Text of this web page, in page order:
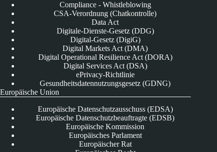
Compliance - Whistleblowing
CSA-Verordnung (Chatkontrolle)
Data Act
Digitale-Dienste-Gesetz (DDG)
Digital-Gesetz (DigiG)
Digital Markets Act (DMA)
Digital Operational Resilience Act (DORA)
Digital Services Act (DSA)
ePrivacy-Richtlinie
Gesundheitsdatennutzungsgesetz (GDNG)
Europäische Union
Europäische Datenschutzausschuss (EDSA)
Europäische Datenschutzbeauftragte (EDSB)
Europäische Kommission
Europäisches Parlament
Europäischer Rat